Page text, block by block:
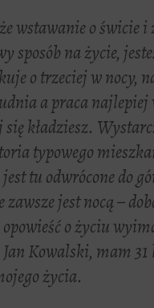
wstawanie o świcie i
sposób na życie,
o trzeciej w nocy,
a praca
kładziesz.
typowego
tu odwrócone do
zawsze jest nocą –
o życiu
Kowalski, mam
życia.